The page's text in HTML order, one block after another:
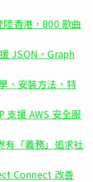
陸香港，800 歌曲
JSON、Graph
、安裝方法、特
援 AWS 安全服
有「義務」追求社
Connect 改善